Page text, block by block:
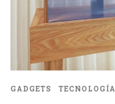
GADGETS TECNOLOGÍA